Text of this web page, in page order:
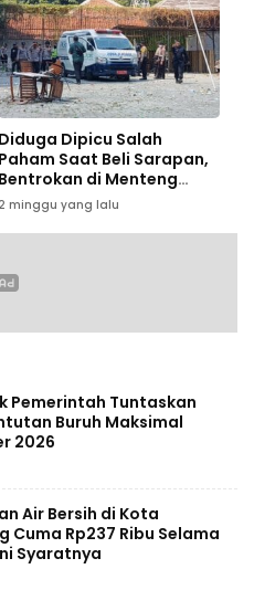
Diduga Dipicu Salah
Paham Saat Beli Sarapan,
Bentrokan di Menteng
Tewaskan 1 Orang
minggu yang lalu
Pemerintah Tuntaskan
Buruh Maksimal
2026
Air Bersih di Kota
Cuma Rp237 Ribu Selama
Syaratnya